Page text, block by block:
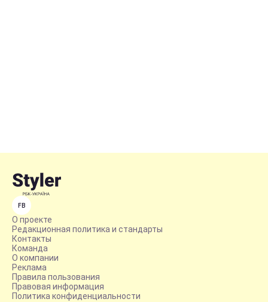
FB
О проекте
Редакционная политика и стандарты
Контакты
Команда
О компании
Реклама
Правила пользования
Правовая информация
Политика конфиденциальности